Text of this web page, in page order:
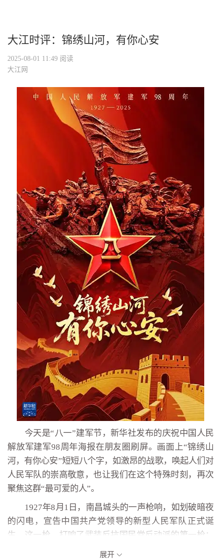
大江时评：锦绣山河，有你心安
2025-08-01 11:49 阅读
大江网
今天是“八一”建军节，新华社发布的庆祝中国人民
解放军建军98周年海报在朋友圈刷屏。画面上“锦绣山
河，有你心安”短短八个字，如激昂的战歌，唤起人们对
人民军队的崇高敬意，也让我们在这个特殊时刻，再次
聚焦这群“最可爱的人”。
1927年8月1日，南昌城头的一声枪响，如划破暗夜
的闪电，宣告中国共产党领导的新型人民军队正式诞
生。这一枪，打响了武装反抗国民党反动派的第一枪；
这一枪，点燃了民族独立和人民解放的希望之火。从
展开